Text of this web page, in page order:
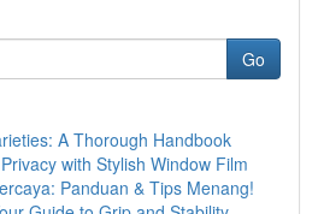
Go
A Thorough Handbook
with Stylish Window Film
Panduan & Tips Menang!